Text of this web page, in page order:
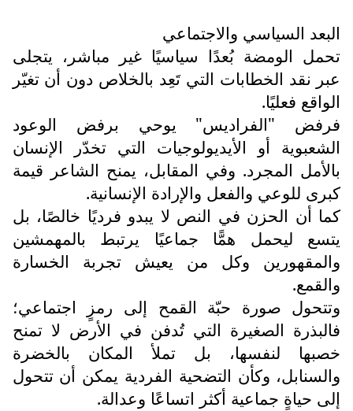
البعد السياسي والاجتماعي
تحمل الومضة بُعدًا سياسيًا غير مباشر، يتجلى
عبر نقد الخطابات التي تَعِد بالخلاص دون أن تغيّر
الواقع فعليًا.
فرفض "الفراديس" يوحي برفض الوعود
الشعبوية أو الأيديولوجيات التي تخدّر الإنسان
بالأمل المجرد. وفي المقابل، يمنح الشاعر قيمة
كبرى للوعي والفعل والإرادة الإنسانية.
كما أن الحزن في النص لا يبدو فرديًا خالصًا، بل
يتسع ليحمل همًّا جماعيًا يرتبط بالمهمشين
والمقهورين وكل من يعيش تجربة الخسارة
والقمع.
وتتحول صورة حبّة القمح إلى رمزٍ اجتماعي؛
فالبذرة الصغيرة التي تُدفن في الأرض لا تمنح
خصبها لنفسها، بل تملأ المكان بالخضرة
والسنابل، وكأن التضحية الفردية يمكن أن تتحول
إلى حياةٍ جماعية أكثر اتساعًا وعدالة.